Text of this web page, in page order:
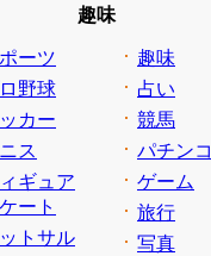
ーツ
野球
カー
ス
ギュア
ート
トサル
趣味
趣味
占い
競馬
パチンコ
ゲーム
旅行
写真